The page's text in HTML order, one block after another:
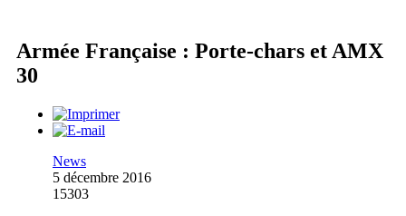
Armée Française : Porte-chars et AMX
30
News
5 décembre 2016
15303